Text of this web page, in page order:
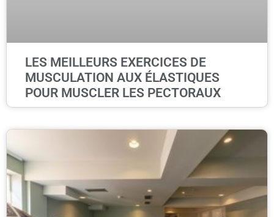
LES MEILLEURS EXERCICES DE
MUSCULATION AUX ÉLASTIQUES
POUR MUSCLER LES PECTORAUX